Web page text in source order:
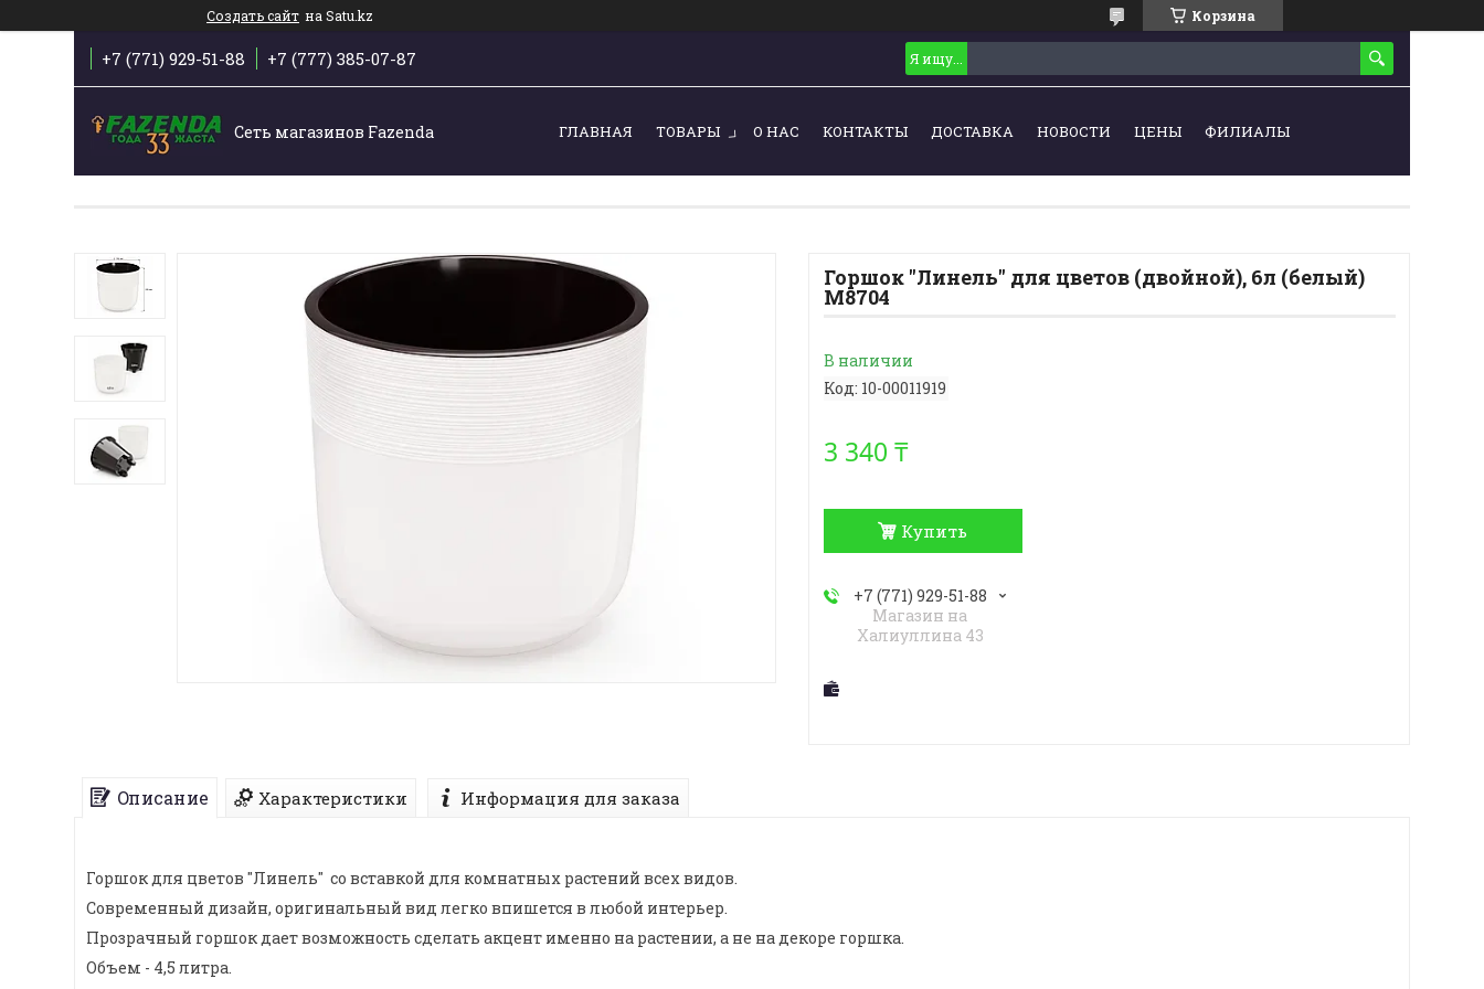
Создать сайт на Satu.kz Корзина
+7 (771) 929-51-88 +7 (777) 385-07-87
Сеть магазинов Fazenda ГЛАВНАЯ ТОВАРЫ О НАС КОНТАКТЫ ДОСТАВКА НОВОСТИ ЦЕНЫ ФИЛИАЛЫ
Горшок "Линель" для цветов (двойной), 6л (белый)
М8704
В наличии
Код: 10-00011919
3 340 ₸
Купить
+7 (771) 929-51-88
Магазин на
Халиуллина 43
Описание Характеристики Информация для заказа
Горшок для цветов "Линель" со вставкой для комнатных растений всех видов.
Современный дизайн, оригинальный вид легко впишется в любой интерьер.
Прозрачный горшок дает возможность сделать акцент именно на растении, а не на декоре горшка.
Объем - 4,5 литра.